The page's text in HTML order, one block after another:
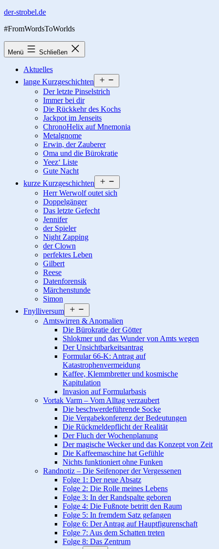
Zum
springen
der-strobel.de
#FromWordsToWorlds
Menü Schließen
Aktuelles
lange Kurzgeschichten
öffnen
Der letzte Pinselstrich
Immer bei dir
Die Rückkehr des Kochs
Jackpot im Jenseits
ChronoHelix auf Mnemonia
Metalgnome
Erwin, der Zauberer
Oma und die Bürokratie
Yeez‘ Liste
Gute Nacht
kurze Kurzgeschichten
öffnen
Herr Werwolf outet sich
Doppelgänger
Das letzte Gefecht
Jennifer
der Spieler
Night Zapping
der Clown
perfektes Leben
Gilbert
Reese
Datenforensik
Märchenstunde
Simon
Fnylliversum
öffnen
Amtswirren & Anomalien
Die Bürokratie der Götter
Shlokmer und das Wunder von Amts wegen
Der Unsichtbarkeitsantrag
Formular 66-K: Antrag auf
Katastrophenvermeidung
Kaffee, Klemmbretter und kosmische
Kapitulation
Invasion auf Formularbasis
Vortak Varm – Vom Alltag verzaubert
Die beschwerdeführende Socke
Die Vergabekonferenz der Bedeutungen
Die Rückmeldepflicht der Realität
Der Fluch der Wochenplanung
Der magische Wecker und das Konzept von Zeit
Die Kaffeemaschine hat Gefühle
Nichts funktioniert ohne Funken
Randnotiz – Die Seifenoper der Vergessenen
Folge 1: Der neue Absatz
Folge 2: Die Rolle meines Lebens
Folge 3: In der Randspalte geboren
Folge 4: Die Fußnote betritt den Raum
Folge 5: In fremdem Satz gefangen
Folge 6: Der Antrag auf Hauptfigurenschaft
Folge 7: Aus dem Schatten treten
Folge 8: Das Zentrum